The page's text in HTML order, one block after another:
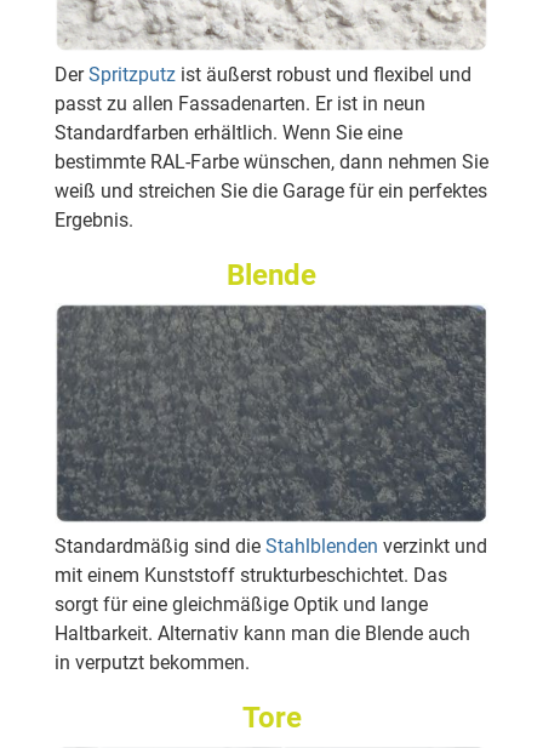
DerSpritzputz ist äußerst robust und flexibel und
passt zu allen Fassadenarten. Er ist in neun
Standardfarben erhältlich. Wenn Sie eine
bestimmte RAL-Farbe wünschen, dann nehmen Sie
weiß und streichen Sie die Garage für ein perfektes
Ergebnis.
Blende
Standardmäßig sind die Stahlblenden verzinkt und
mit einem Kunststoff strukturbeschichtet. Das
sorgt für eine gleichmäßige Optik und lange
Haltbarkeit. Alternativ kann man die Blende auch
in verputzt bekommen.
Tore